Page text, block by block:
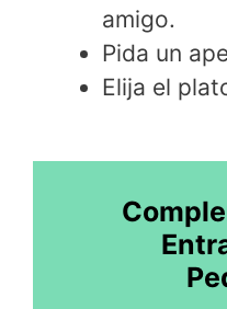
amigo.
Pida un
Elija el